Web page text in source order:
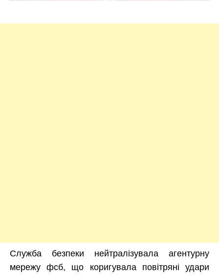
Служба безпеки нейтралізувала агентурну
мережу фсб, що коригувала повітряні удари